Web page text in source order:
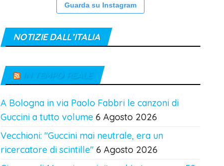
Guarda su Instagram
NOTIZIE DALL’ITALIA
IN TEMPO REALE
A Bologna in via Paolo Fabbri le canzoni di
Guccini a tutto volume 6 Agosto 2026
Vecchioni: "Guccini mai neutrale, era un
ricercatore di scintille" 6 Agosto 2026